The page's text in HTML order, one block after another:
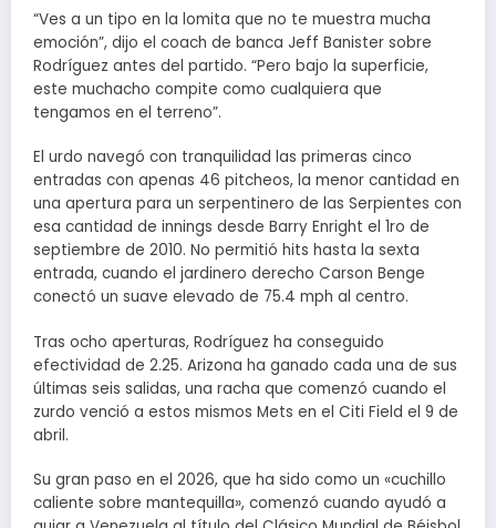
“Ves a un tipo en la lomita que no te muestra mucha
emoción”, dijo el coach de banca Jeff Banister sobre
Rodríguez antes del partido. “Pero bajo la superficie,
este muchacho compite como cualquiera que
tengamos en el terreno”.
El urdo navegó con tranquilidad las primeras cinco
entradas con apenas 46 pitcheos, la menor cantidad en
una apertura para un serpentinero de las Serpientes con
esa cantidad de innings desde Barry Enright el 1ro de
septiembre de 2010. No permitió hits hasta la sexta
entrada, cuando el jardinero derecho Carson Benge
conectó un suave elevado de 75.4 mph al centro.
Tras ocho aperturas, Rodríguez ha conseguido
efectividad de 2.25. Arizona ha ganado cada una de sus
últimas seis salidas, una racha que comenzó cuando el
zurdo venció a estos mismos Mets en el Citi Field el 9 de
abril.
Su gran paso en el 2026, que ha sido como un «cuchillo
caliente sobre mantequilla», comenzó cuando ayudó a